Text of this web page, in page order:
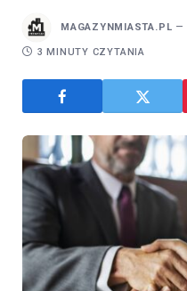
MAGAZYNMIASTA.PL
3 MINUTY CZYTANIA